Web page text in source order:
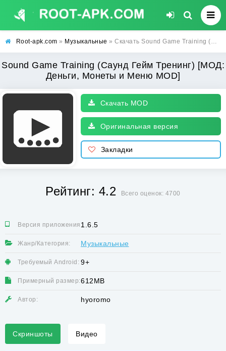
Root-apk.com » Музыкальные » Скачать Sound Game Training (Саунд Гейм Тренинг) [МОД: Деньги, Монеты и Меню MOD] | Взлом Sound Game Training на Андроид
Sound Game Training (Саунд Гейм Тренинг) [МОД:
Деньги, Монеты и Меню MOD]
Скачать MOD
Оригинальная версия
Закладки
Рейтинг: 4.2 Всего оценок: 4700
Версия приложения:1.6.5
Жанр/Категория: Музыкальные
Требуемый Android: 9+
Примерный размер:612MB
Автор: hyoromo
Скриншоты Видео